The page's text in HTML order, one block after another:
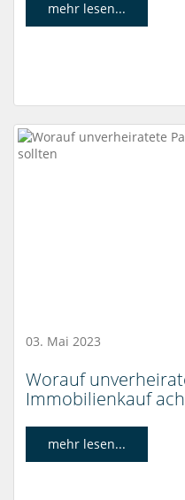
mehr lesen...
03. Mai 2023
Worauf
Immobilienkauf
mehr lesen...